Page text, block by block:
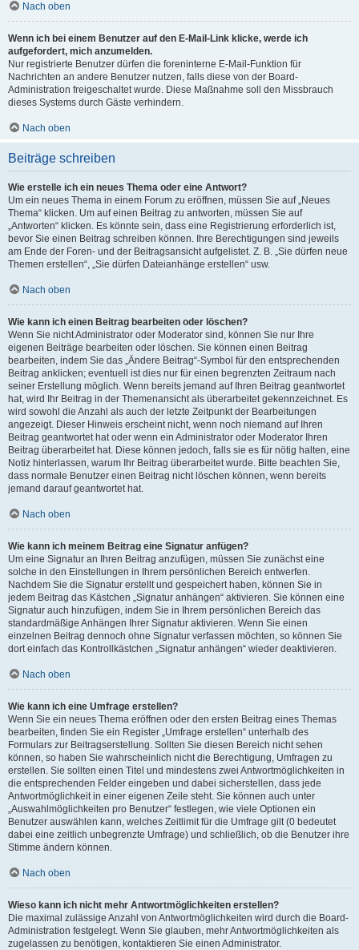
Nach oben
Wenn ich bei einem Benutzer auf den E-Mail-Link klicke, werde ich
aufgefordert, mich anzumelden.
Nur registrierte Benutzer dürfen die foreninterne E-Mail-Funktion für
Nachrichten an andere Benutzer nutzen, falls diese von der Board-
Administration freigeschaltet wurde. Diese Maßnahme soll den Missbrauch
dieses Systems durch Gäste verhindern.
Nach oben
Beiträge schreiben
Wie erstelle ich ein neues Thema oder eine Antwort?
Um ein neues Thema in einem Forum zu eröffnen, müssen Sie auf „Neues
Thema“ klicken. Um auf einen Beitrag zu antworten, müssen Sie auf
„Antworten“ klicken. Es könnte sein, dass eine Registrierung erforderlich ist,
bevor Sie einen Beitrag schreiben können. Ihre Berechtigungen sind jeweils
am Ende der Foren- und der Beitragsansicht aufgelistet. Z. B. „Sie dürfen neue
Themen erstellen“, „Sie dürfen Dateianhänge erstellen“ usw.
Nach oben
Wie kann ich einen Beitrag bearbeiten oder löschen?
Wenn Sie nicht Administrator oder Moderator sind, können Sie nur Ihre
eigenen Beiträge bearbeiten oder löschen. Sie können einen Beitrag
bearbeiten, indem Sie das „Ändere Beitrag“-Symbol für den entsprechenden
Beitrag anklicken; eventuell ist dies nur für einen begrenzten Zeitraum nach
seiner Erstellung möglich. Wenn bereits jemand auf Ihren Beitrag geantwortet
hat, wird Ihr Beitrag in der Themenansicht als überarbeitet gekennzeichnet. Es
wird sowohl die Anzahl als auch der letzte Zeitpunkt der Bearbeitungen
angezeigt. Dieser Hinweis erscheint nicht, wenn noch niemand auf Ihren
Beitrag geantwortet hat oder wenn ein Administrator oder Moderator Ihren
Beitrag überarbeitet hat. Diese können jedoch, falls sie es für nötig halten, eine
Notiz hinterlassen, warum Ihr Beitrag überarbeitet wurde. Bitte beachten Sie,
dass normale Benutzer einen Beitrag nicht löschen können, wenn bereits
jemand darauf geantwortet hat.
Nach oben
Wie kann ich meinem Beitrag eine Signatur anfügen?
Um eine Signatur an Ihren Beitrag anzufügen, müssen Sie zunächst eine
solche in den Einstellungen in Ihrem persönlichen Bereich entwerfen.
Nachdem Sie die Signatur erstellt und gespeichert haben, können Sie in
jedem Beitrag das Kästchen „Signatur anhängen“ aktivieren. Sie können eine
Signatur auch hinzufügen, indem Sie in Ihrem persönlichen Bereich das
standardmäßige Anhängen Ihrer Signatur aktivieren. Wenn Sie einen
einzelnen Beitrag dennoch ohne Signatur verfassen möchten, so können Sie
dort einfach das Kontrollkästchen „Signatur anhängen“ wieder deaktivieren.
Nach oben
Wie kann ich eine Umfrage erstellen?
Wenn Sie ein neues Thema eröffnen oder den ersten Beitrag eines Themas
bearbeiten, finden Sie ein Register „Umfrage erstellen“ unterhalb des
Formulars zur Beitragserstellung. Sollten Sie diesen Bereich nicht sehen
können, so haben Sie wahrscheinlich nicht die Berechtigung, Umfragen zu
erstellen. Sie sollten einen Titel und mindestens zwei Antwortmöglichkeiten in
die entsprechenden Felder eingeben und dabei sicherstellen, dass jede
Antwortmöglichkeit in einer eigenen Zeile steht. Sie können auch unter
„Auswahlmöglichkeiten pro Benutzer“ festlegen, wie viele Optionen ein
Benutzer auswählen kann, welches Zeitlimit für die Umfrage gilt (0 bedeutet
dabei eine zeitlich unbegrenzte Umfrage) und schließlich, ob die Benutzer ihre
Stimme ändern können.
Nach oben
Wieso kann ich nicht mehr Antwortmöglichkeiten erstellen?
Die maximal zulässige Anzahl von Antwortmöglichkeiten wird durch die Board-
Administration festgelegt. Wenn Sie glauben, mehr Antwortmöglichkeiten als
zugelassen zu benötigen, kontaktieren Sie einen Administrator.